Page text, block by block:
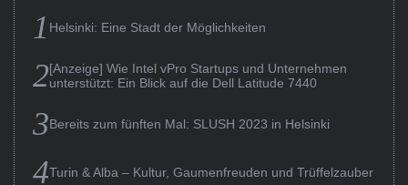
Helsinki: Eine Stadt der Möglichkeiten
[Anzeige] Wie Intel vPro Startups und Unternehmen
unterstützt: Ein Blick auf die Dell Latitude 7440
Bereits zum fünften Mal: SLUSH 2023 in Helsinki
Turin & Alba – Kultur, Gaumenfreuden und Trüffelzauber